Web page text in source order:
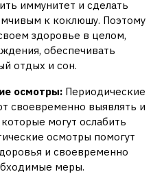
иммунитет и сделать
к коклюшу. Поэтому
здоровье в целом,
обеспечивать
отдых и сон.
осмотры: Периодические
своевременно выявлять и
могут ослабить
осмотры помогут
и своевременно
меры.